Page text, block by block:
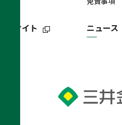
ルサイト ニュース